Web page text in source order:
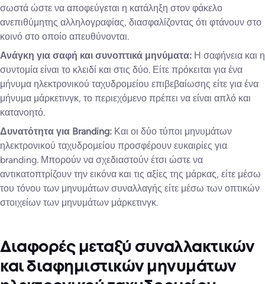
σωστά ώστε να αποφεύγεται η κατάληξη στον φάκελο
ανεπιθύμητης αλληλογραφίας, διασφαλίζοντας ότι φτάνουν στο
κοινό στο οποίο απευθύνονται.
Ανάγκη για σαφή και συνοπτικά μηνύματα: Η σαφήνεια και η
συντομία είναι το κλειδί και στις δύο. Είτε πρόκειται για ένα
μήνυμα ηλεκτρονικού ταχυδρομείου επιβεβαίωσης είτε για ένα
μήνυμα μάρκετινγκ, το περιεχόμενο πρέπει να είναι απλό και
κατανοητό.
Δυνατότητα για Branding: Και οι δύο τύποι μηνυμάτων
ηλεκτρονικού ταχυδρομείου προσφέρουν ευκαιρίες για
branding. Μπορούν να σχεδιαστούν έτσι ώστε να
αντικατοπτρίζουν την εικόνα και τις αξίες της μάρκας, είτε μέσω
του τόνου των μηνυμάτων συναλλαγής είτε μέσω των οπτικών
στοιχείων των μηνυμάτων μάρκετινγκ.
Διαφορές μεταξύ συναλλακτικών
και διαφημιστικών μηνυμάτων